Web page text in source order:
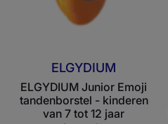
ELGYDIUM
ELGYDIUM Junior Emoji
tandenborstel - kinderen
van 7 tot 12 jaar